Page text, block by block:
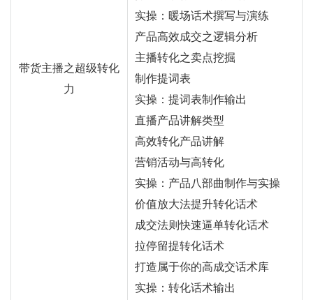
带货主播之超级转化
力
实操：暖场话术撰写与演练
产品高效成交之逻辑分析
主播转化之卖点挖掘
制作提词表
实操：提词表制作输出
直播产品讲解类型
高效转化产品讲解
营销活动与高转化
实操：产品八部曲制作与实操
价值放大法提升转化话术
成交法则快速逼单转化话术
拉停留提转化话术
打造属于你的高成交话术库
实操：转化话术输出